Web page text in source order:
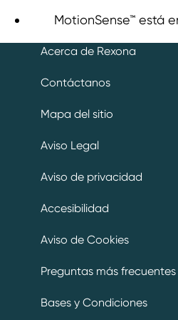
MotionSense™ está
Acerca de Rexona
Contáctanos
Mapa del sitio
Aviso Legal
Aviso de privacidad
Preferencias de cookies
Accesibilidad
Aviso de Cookies
Preguntas más frecuentes